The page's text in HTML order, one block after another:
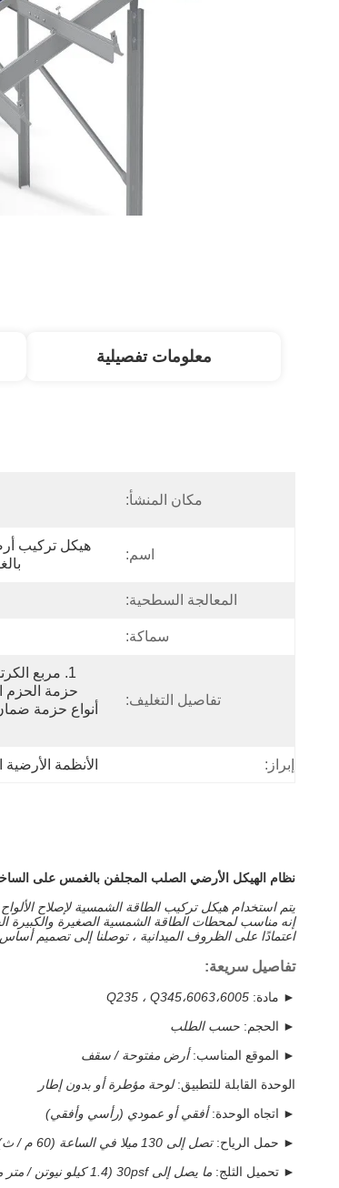
معلومات تفصيلية
مكان المنشأ:
اسم:
المعالجة السطحية:
سماكة:
تفاصيل التغليف:
إبراز: الأنظمة
نظام الهيكل الأرضي الصلب المجلفن بالغمس على
يتم استخدام هيكل تركيب الطاقة الشمسية لإصلاح
إنه مناسب لمحطات الطاقة الشمسية الصغيرة والكبيرة
اعتمادًا على الظروف الميدانية ، توصلنا إلى تصميم
تفاصيل سريعة:
► مادة: Q235 ، Q345،6063،6005
► الحجم: حسب الطلب
► الموقع المناسب:أرض مفتوحة / سقف
الوحدة القابلة للتطبيق:لوحة مؤطرة أو بدون إطار
► اتجاه الوحدة:أفقي أو عمودي (رأسي وأفقي)
► حمل الرياح:تصل إلى 130 ميلا في الساعة (60 م / ث)
► تحميل الثلج: ما يصل إلى 30psf (1.4 كيلو نيوتن / متر مربع)